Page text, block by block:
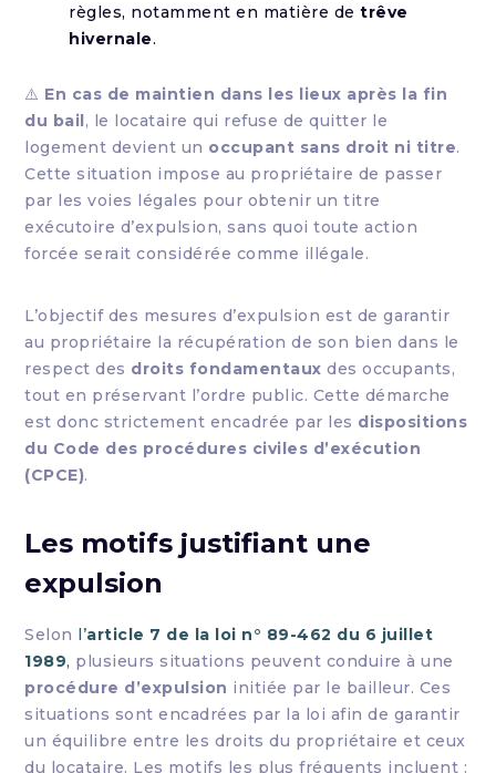
règles, notamment en matière detrêve
hivernale.
⚠️ En cas de maintien dans les lieux après la fin
du bail, le locataire qui refuse de quitter le
logement devient un occupant sans droit ni titre.
Cette situation impose au propriétaire de passer
par les voies légales pour obtenir un titre
exécutoire d’expulsion, sans quoi toute action
forcée serait considérée comme illégale.
L’objectif des mesures d’expulsion est de garantir
au propriétaire la récupération de son bien dans le
respect des droits fondamentaux des occupants,
tout en préservant l’ordre public. Cette démarche
est donc strictement encadrée par les dispositions
du Code des procédures civiles d’exécution
(CPCE).
Les motifs justifiant une
expulsion
Selon l’article 7 de la loi n° 89-462 du 6 juillet
1989, plusieurs situations peuvent conduire à une
procédure d’expulsion initiée par le bailleur. Ces
situations sont encadrées par la loi afin de garantir
un équilibre entre les droits du propriétaire et ceux
du locataire. Les motifs les plus fréquents incluent :